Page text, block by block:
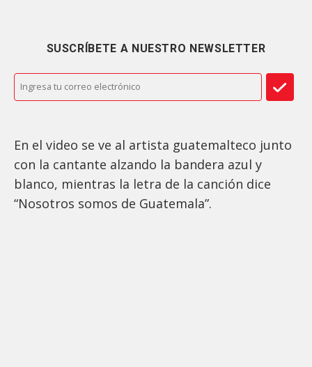
SUSCRÍBETE A NUESTRO NEWSLETTER
En el video se ve al artista guatemalteco junto
con la cantante alzando la bandera azul y
blanco, mientras la letra de la canción dice
“Nosotros somos de Guatemala”.